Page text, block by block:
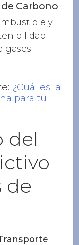
Carbono
y
gases
¿Cuál es la
para tu
del
de